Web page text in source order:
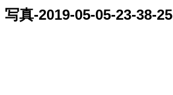
写真-2019-05-05-23-38-25